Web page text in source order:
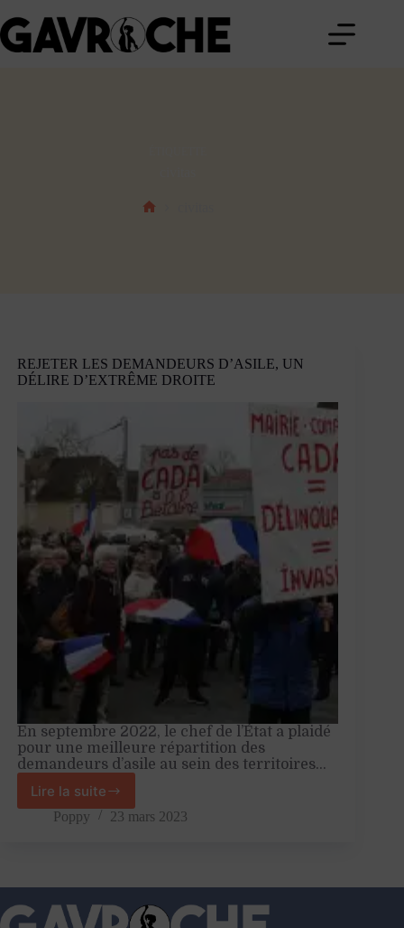
au
contenu
REJETER LES DEMANDEURS D’ASILE, UN
DÉLIRE D’EXTRÊME DROITE
En septembre 2022, le chef de l’État a plaidé
pour une meilleure répartition des
demandeurs d’asile au sein des territoires…
Lire la suite
Rejeter
les
délire
d’extrême
droite
Poppy 23 mars 2023